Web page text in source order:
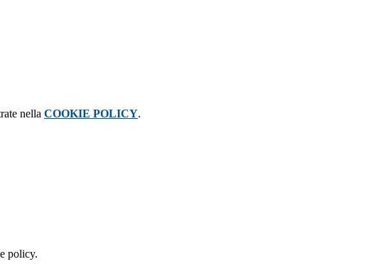
nella COOKIE POLICY.
policy.